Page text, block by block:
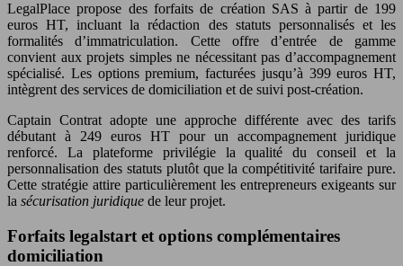
LegalPlace propose des forfaits de création SAS à partir de 199
euros HT, incluant la rédaction des statuts personnalisés et les
formalités d’immatriculation. Cette offre d’entrée de gamme
convient aux projets simples ne nécessitant pas d’accompagnement
spécialisé. Les options premium, facturées jusqu’à 399 euros HT,
intègrent des services de domiciliation et de suivi post-création.
Captain Contrat adopte une approche différente avec des tarifs
débutant à 249 euros HT pour un accompagnement juridique
renforcé. La plateforme privilégie la qualité du conseil et la
personnalisation des statuts plutôt que la compétitivité tarifaire pure.
Cette stratégie attire particulièrement les entrepreneurs exigeants sur
la sécurisation juridique de leur projet.
Forfaits legalstart et options complémentaires
domiciliation